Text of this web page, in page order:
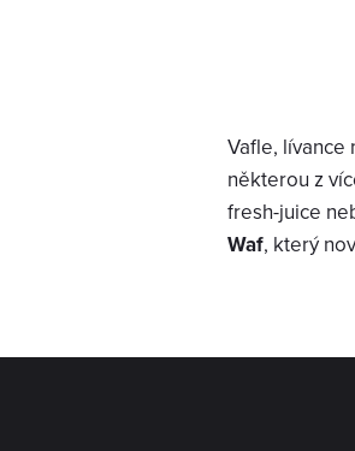
Vafle, lívance
některou z
fresh-juice
Waf, který